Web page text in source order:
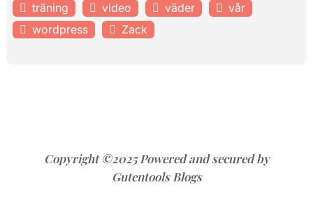
träning
video väder
vår
wordpress
Zack
Copyright ©2025 Powered and secured by
Gutentools Blogs